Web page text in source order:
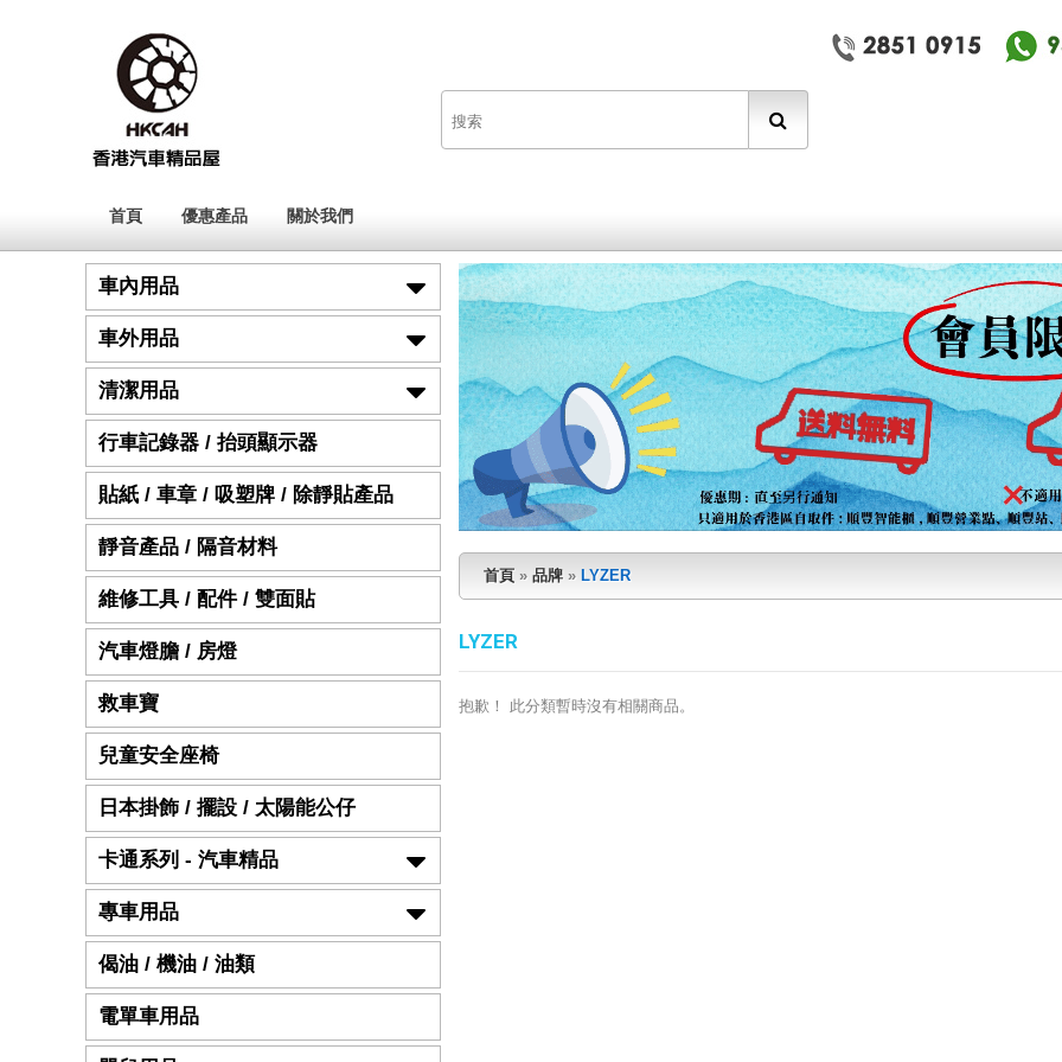
首頁 優惠產品 關於我們
車內用品
車外用品
清潔用品
行車記錄器 / 抬頭顯示器
貼紙 / 車章 / 吸塑牌 / 除靜貼產品
靜音產品 / 隔音材料
維修工具 / 配件 / 雙面貼
汽車燈膽 / 房燈
救車寶
兒童安全座椅
日本掛飾 / 擺設 / 太陽能公仔
卡通系列 - 汽車精品
專車用品
偈油 / 機油 / 油類
電單車用品
首頁 » 品牌 » LYZER
LYZER
抱歉！ 此分類暫時沒有相關商品。